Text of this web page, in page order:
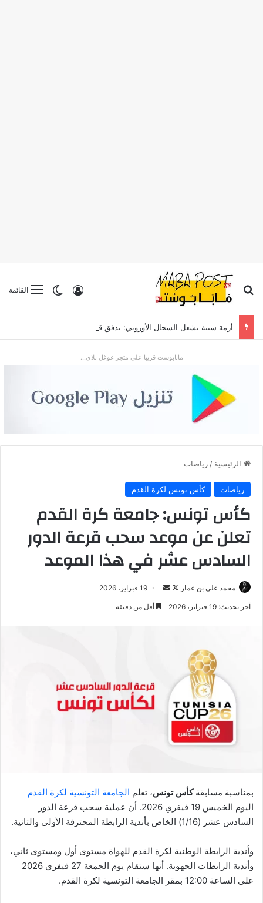
القائمةالوضع
تسجيل الدخول بحث عن
مابابوست قريبا على متجر غوغل بلاي...
الرئيسية / رياضات
رياضات كأس تونس لكرة القدم
كأس تونس: جامعة كرة القدم
تعلن عن موعد سحب قرعة الدور
السادس عشر في هذا الموعد
محمد علي بن عمار
تابع
على
أرسل
بريدا
19 فبراير، 2026
آخر تحديث: 19 فبراير، 2026 أقل من دقيقة
بمناسبة مسابقةكأس تونس، تعلم الجامعة التونسية لكرة القدم
اليوم الخميس 19 فيفري 2026. أن عملية سحب قرعة الدور
السادس عشر (1/16) الخاص بأندية الرابطة المحترفة الأولى والثانية.
وأندية الرابطة الوطنية لكرة القدم للهواة مستوى أول ومستوى ثاني،
وأندية الرابطات الجهوية. أنها ستقام يوم الجمعة 27 فيفري 2026
على الساعة 12:00 بمقر الجامعة التونسية لكرة القدم.